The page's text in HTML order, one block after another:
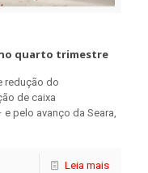
no quarto trimestre
redução do
de caixa
pelo avanço da Seara,
Leia mais